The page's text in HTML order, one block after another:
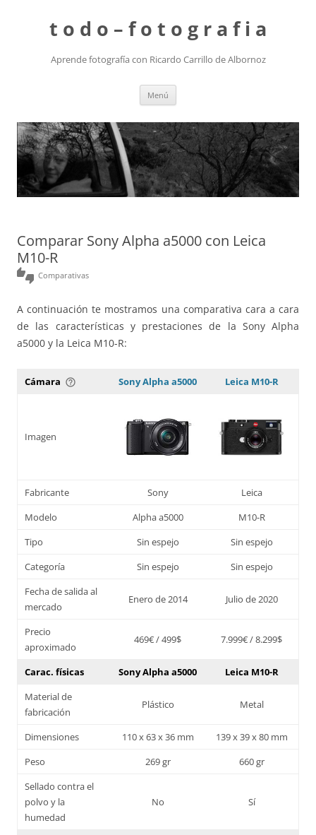
t o d o – f o t o g r a f i a
Aprende fotografía con Ricardo Carrillo de Albornoz
Menú
Comparar Sony Alpha a5000 con Leica
M10-R
thumbs_up_down Comparativas
A continuación te mostramos una comparativa cara a cara
de las características y prestaciones de la Sony Alpha
a5000 y la Leica M10-R:
Cámara help_outline Sony Alpha a5000 Leica M10-R
Imagen
Fabricante Sony
Leica
Modelo
Alpha a5000
M10-R
Tipo
Sin espejo
Sin espejo
Categoría
Sin espejo
Sin espejo
Fecha de salida al
mercado
Enero de 2014 Julio de 2020
Precio
aproximado
469€ / 499$ 7.999€ / 8.299$
Carac. físicas Sony Alpha a5000
Leica M10-R
Material de
fabricación
Plástico Metal
Dimensiones 110 x 63 x 36 mm
139 x 39 x 80 mm
Peso
269 gr
660 gr
Sellado contra el
polvo y la
humedad
No Sí